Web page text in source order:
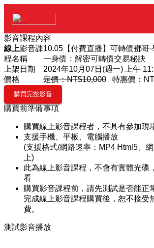
影音課程內容
線上影音課
程名稱
10.05【付費直播】可轉債鄧哥
一身債：解密可轉債交易秘訣
上架日期
2024年10月07日(週一) 上午
價格
定價：NT$10,000 特惠價：
購買前準備事項
購買線上影音課程者，不具有參加現
支援手機、平板、電腦播放
(支援格式/網路速率：MP4 Html5、
上)
此為線上影音課程，不會有實體光碟
看
購買影音課程前，請先測試是否能正
完成線上影音課程購買後，恕不接受
費。
測試影音播放